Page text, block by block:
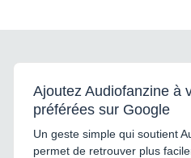
Ajoutez Audiofanzine à
préférées sur Google
Un geste simple qui soutient
permet de retrouver plus